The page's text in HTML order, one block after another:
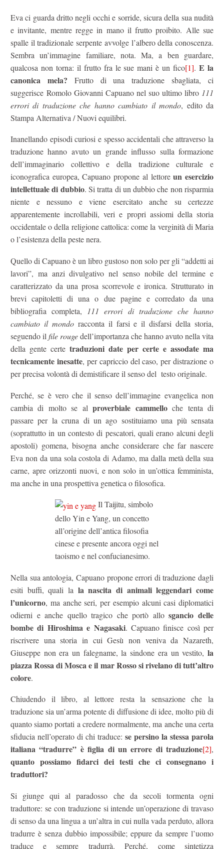
Eva ci guarda dritto negli occhi e sorride, sicura della sua nudità
e invitante, mentre regge in mano il frutto proibito. Alle sue
spalle il tradizionale serpente avvolge l’albero della conoscenza.
Sembra un’immagine familiare, nota. Ma, a ben guardare,
qualcosa non torna: il frutto fra le sue mani è un fico[1].E la
canonica mela? Frutto di una traduzione sbagliata, ci
suggerisce Romolo Giovanni Capuano nel suo ultimo libro 111
errori di traduzione che hanno cambiato il mondo, edito da
Stampa Alternativa / Nuovi equilibri.
Inanellando episodi curiosi e spesso accidentali che attraverso la
traduzione hanno avuto un grande influsso sulla formazione
dell’immaginario collettivo e della tradizione culturale e
iconografica europea, Capuano propone al lettoreun esercizio
intellettuale di dubbio. Si tratta di un dubbio che non risparmia
niente e nessuno e viene esercitato anche su certezze
apparentemente incrollabili, veri e propri assiomi della storia
occidentale o della religione cattolica: come la verginità di Maria
o l’esistenza della peste nera.
Quello di Capuano è un libro gustoso non solo per gli “addetti ai
lavori”, ma anzi divulgativo nel senso nobile del termine e
caratterizzato da una prosa scorrevole e ironica. Strutturato in
brevi capitoletti di una o due pagine e corredato da una
bibliografia completa, 111 errori di traduzione che hanno
cambiato il mondoracconta il farsi e il disfarsi della storia,
seguendo il file rougedell’importanza che hanno avuto nella vita
della gente certe traduzioni date per certe e assodate ma
tecnicamente inesatte, per capriccio del caso, per distrazione o
per precisa volontà di demistificare il senso del testo originale.
Perché, se è vero che il senso dell’immagine evangelica non
cambia di molto se alproverbiale cammelloche tenta di
passare per la cruna di un ago sostituiamo una più sensata
(soprattutto in un contesto di pescatori, quali erano alcuni degli
apostoli) gomena, bisogna anche considerare che far nascere
Eva non da una sola costola di Adamo, ma dalla metà della sua
carne, apre orizzonti nuovi, e non solo in un’ottica femminista,
ma anche in una prospettiva genetica o filosofica.
Il Taijitu, simbolo
dello Yin e Yang, un concetto
all’origine dell’antica filosofia
cinese e presente ancora oggi nel
taoismo e nel confucianesimo.
Nella sua antologia, Capuano propone errori di traduzione dagli
esiti buffi, quali la la nascita di animali leggendari come
l’unicorno, ma anche seri, per esempio alcuni casi diplomatici
odierni e anche quello tragico che portò allosgancio delle
bombe di Hiroshima e Nagasaki. Capuano finisce così per
riscrivere una storia in cui Gesù non veniva da Nazareth,
Giuseppe non era un falegname, la sindone era un vestito, la
piazza Rossa di Mosca e il mar Rosso si rivelano di tutt’altro
colore.
Chiudendo il libro, al lettore resta la sensazione che la
traduzione sia un’arma potente di diffusione di idee, molto più di
quanto siamo portati a credere normalmente, ma anche una certa
sfiducia nell’operato di chi traduce: se persino la stessa parola
italiana “tradurre” è figlia di un errore di traduzione[2],
quanto possiamo fidarci dei testi che ci consegnano i
traduttori?
Si giunge qui al paradosso che da secoli tormenta ogni
traduttore: se con traduzione si intende un’operazione di travaso
di senso da una lingua a un’altra in cui nulla vada perduto, allora
tradurre è senza dubbio impossibile; eppure da sempre l’uomo
traduce e sempre tradurrà. Perché, come sintetizza